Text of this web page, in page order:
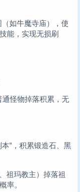
如牛魔寺庙），使
能，实现无损刷
怪物掉落积累，无
”，积累锻造石、黑
祖玛教主）掉落祖
率。